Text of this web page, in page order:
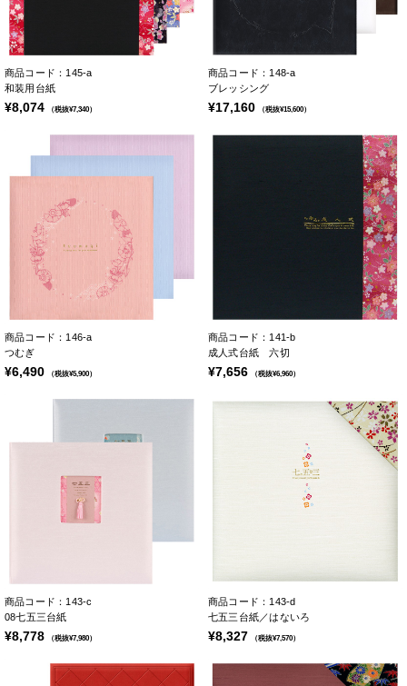
商品コード：145-a
和装用台紙
¥8,074 （税抜¥7,340）
商品コード：148-a
ブレッシング
¥17,160 （税抜¥15,600）
商品コード：146-a
つむぎ
¥6,490 （税抜¥5,900）
商品コード：141-b
成人式台紙 六切
¥7,656 （税抜¥6,960）
商品コード：143-c
08七五三台紙
¥8,778 （税抜¥7,980）
商品コード：143-d
七五三台紙／はないろ
¥8,327 （税抜¥7,570）